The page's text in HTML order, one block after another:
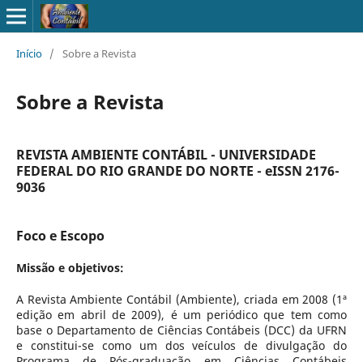
Início / Sobre a Revista
Sobre a Revista
REVISTA AMBIENTE CONTÁBIL - UNIVERSIDADE
FEDERAL DO RIO GRANDE DO NORTE - eISSN 2176-
9036
Foco e Escopo
Missão e objetivos:
A Revista Ambiente Contábil (Ambiente), criada em 2008 (1ª
edição em abril de 2009), é um periódico que tem como
base o Departamento de Ciências Contábeis (DCC) da UFRN
e constitui-se como um dos veículos de divulgação do